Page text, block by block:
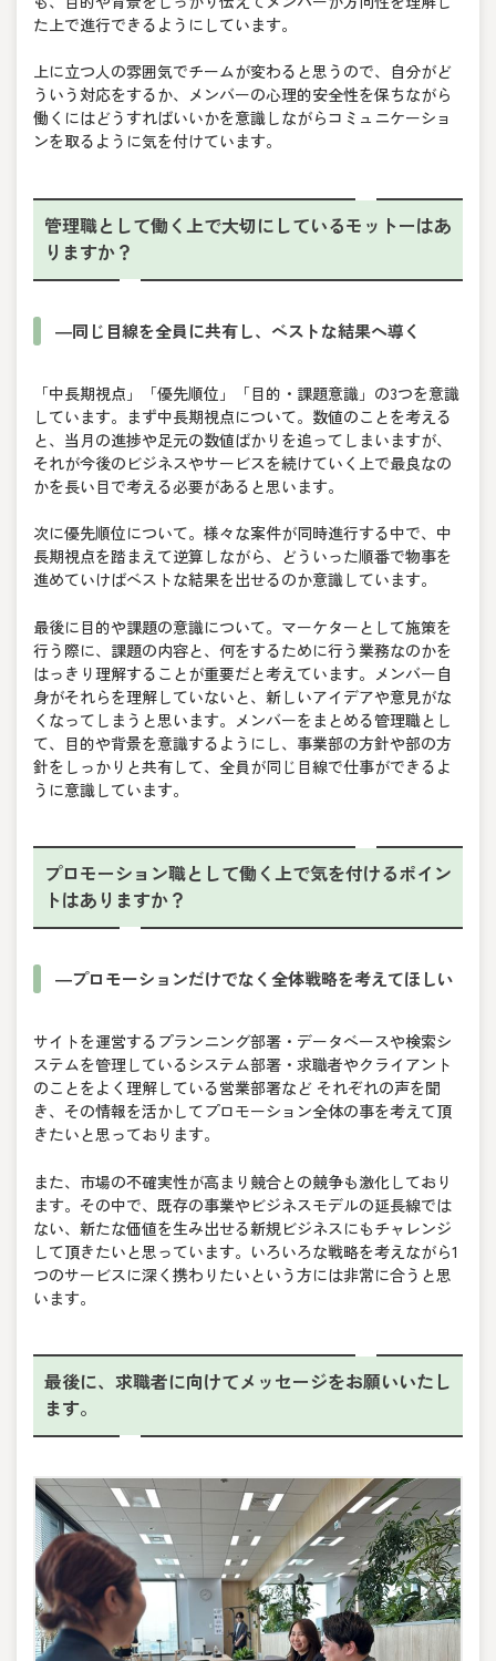
た上で進行できるようにしています。
上に立つ人の雰囲気でチームが変わると思うので、自分がど
ういう対応をするか、メンバーの心理的安全性を保ちながら
働くにはどうすればいいかを意識しながらコミュニケーショ
ンを取るように気を付けています。
管理職として働く上で大切にしているモットーはあ
りますか？
―同じ目線を全員に共有し、ベストな結果へ導く
「中長期視点」「優先順位」「目的・課題意識」の3つを意識
しています。まず中長期視点について。数値のことを考える
と、当月の進捗や足元の数値ばかりを追ってしまいますが、
それが今後のビジネスやサービスを続けていく上で最良なの
かを長い目で考える必要があると思います。
次に優先順位について。様々な案件が同時進行する中で、中
長期視点を踏まえて逆算しながら、どういった順番で物事を
進めていけばベストな結果を出せるのか意識しています。
最後に目的や課題の意識について。マーケターとして施策を
行う際に、課題の内容と、何をするために行う業務なのかを
はっきり理解することが重要だと考えています。メンバー自
身がそれらを理解していないと、新しいアイデアや意見がな
くなってしまうと思います。メンバーをまとめる管理職とし
て、目的や背景を意識するようにし、事業部の方針や部の方
針をしっかりと共有して、全員が同じ目線で仕事ができるよ
うに意識しています。
プロモーション職として働く上で気を付けるポイン
トはありますか？
―プロモーションだけでなく全体戦略を考えてほしい
サイトを運営するプランニング部署・データベースや検索シ
ステムを管理しているシステム部署・求職者やクライアント
のことをよく理解している営業部署など それぞれの声を聞
き、その情報を活かしてプロモーション全体の事を考えて頂
きたいと思っております。
また、市場の不確実性が高まり競合との競争も激化しており
ます。その中で、既存の事業やビジネスモデルの延長線では
ない、新たな価値を生み出せる新規ビジネスにもチャレンジ
して頂きたいと思っています。いろいろな戦略を考えながら1
つのサービスに深く携わりたいという方には非常に合うと思
います。
最後に、求職者に向けてメッセージをお願いいたし
ます。